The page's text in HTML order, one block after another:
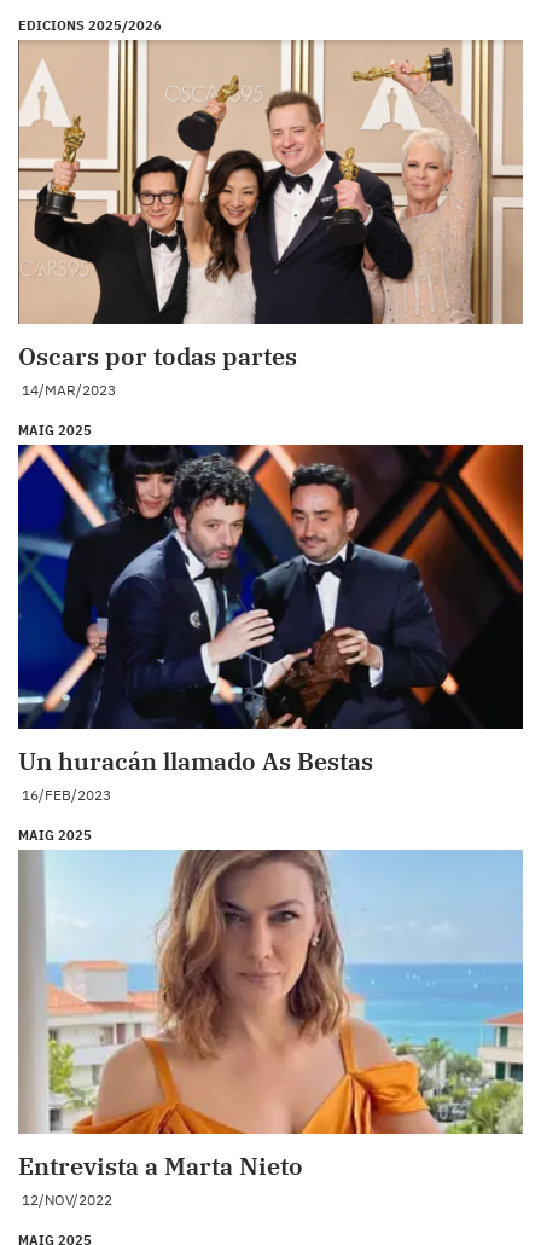
EDICIONS 2025/2026
Oscars por todas partes
14/MAR/2023
MAIG 2025
Un huracán llamado As Bestas
16/FEB/2023
MAIG 2025
Entrevista a Marta Nieto
12/NOV/2022
MAIG 2025